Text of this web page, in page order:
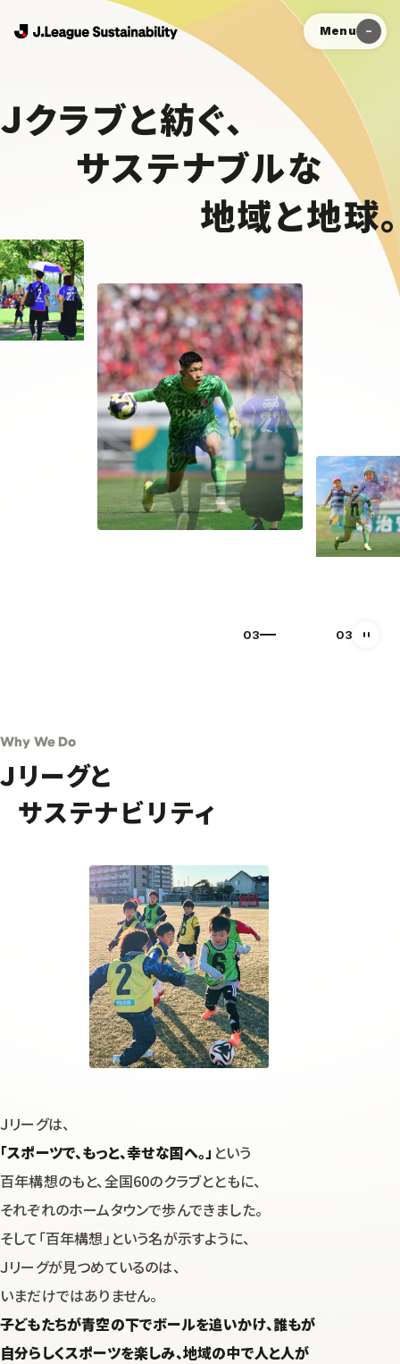
Menu
Ｊクラブと紡ぐ、
サステナブルな
地域と地球。
01 03 自動
Why We Do
Ｊリーグと
サステナビリティ
Ｊリーグは、
「スポーツで、もっと、幸せな国へ。」 という
百年構想のもと、全国60のクラブとともに、
それぞれのホームタウンで歩んできました。
そして「百年構想」という名が示すように、
Ｊリーグが見つめているのは、
いまだけではありません。
子どもたちが青空の下でボールを追いかけ、誰もが
自分らしくスポーツを楽しみ、地域の中で人と人が